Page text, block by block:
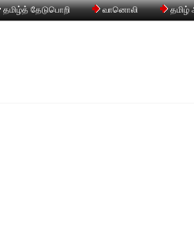
தமிழ்த் தேடுபொறி வானொலி தமிழ்